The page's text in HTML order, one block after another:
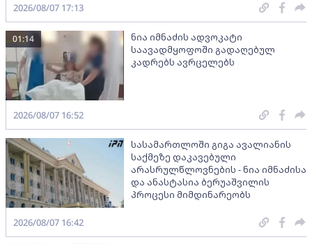
2026/08/07 17:13
ნია იმნაძის ადვოკატი
საავადმყოფოში გადაღებულ
კადრებს ავრცელებს
01:14
2026/08/07 16:52
სასამართლოში გიგა ავალიანის
საქმეზე დაკავებული
არასრულწლოვნების - ნია იმნაძისა
და ანასტასია ბერუაშვილის
პროცესი მიმდინარეობს
2026/08/07 16:42